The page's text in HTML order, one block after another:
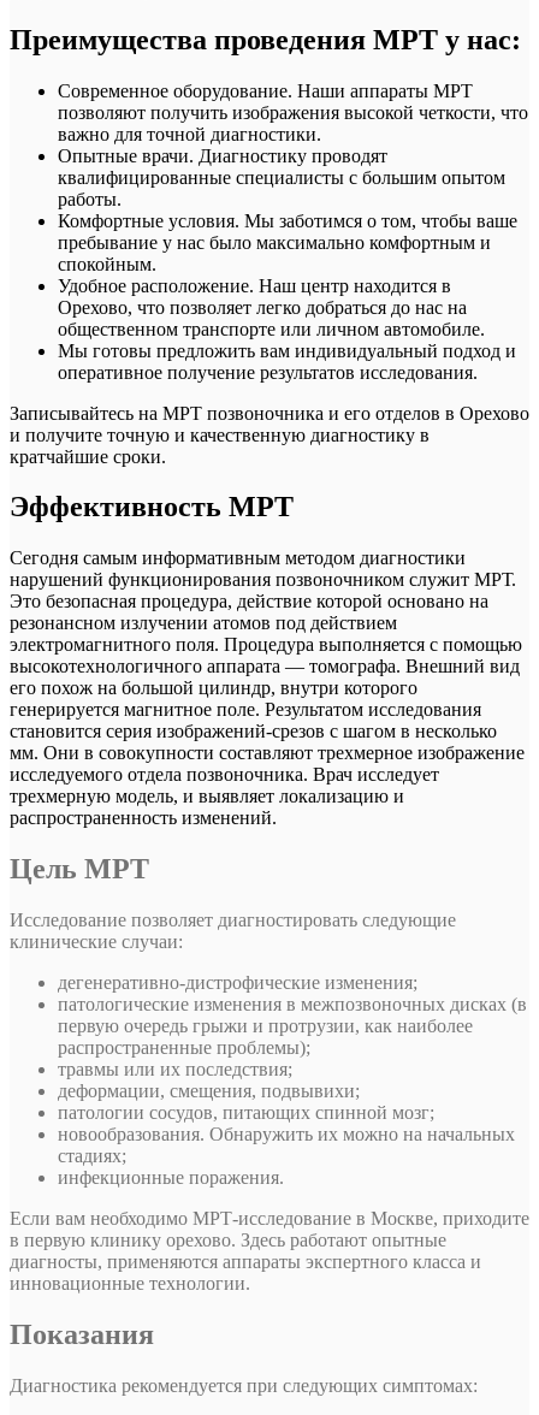
Преимущества проведения МРТ у нас:
Современное оборудование. Наши аппараты МРТ
позволяют получить изображения высокой четкости, что
важно для точной диагностики.
Опытные врачи. Диагностику проводят
квалифицированные специалисты с большим опытом
работы.
Комфортные условия. Мы заботимся о том, чтобы ваше
пребывание у нас было максимально комфортным и
спокойным.
Удобное расположение. Наш центр находится в
Орехово, что позволяет легко добраться до нас на
общественном транспорте или личном автомобиле.
Мы готовы предложить вам индивидуальный подход и
оперативное получение результатов исследования.
Записывайтесь на МРТ позвоночника и его отделов в Орехово
и получите точную и качественную диагностику в
кратчайшие сроки.
Эффективность МРТ
Сегодня самым информативным методом диагностики
нарушений функционирования позвоночником служит МРТ.
Это безопасная процедура, действие которой основано на
резонансном излучении атомов под действием
электромагнитного поля. Процедура выполняется с помощью
высокотехнологичного аппарата — томографа. Внешний вид
его похож на большой цилиндр, внутри которого
генерируется магнитное поле. Результатом исследования
становится серия изображений-срезов с шагом в несколько
мм. Они в совокупности составляют трехмерное изображение
исследуемого отдела позвоночника. Врач исследует
трехмерную модель, и выявляет локализацию и
распространенность изменений.
Цель МРТ
Исследование позволяет диагностировать следующие
клинические случаи:
дегенеративно-дистрофические изменения;
патологические изменения в межпозвоночных дисках (в
первую очередь грыжи и протрузии, как наиболее
распространенные проблемы);
травмы или их последствия;
деформации, смещения, подвывихи;
патологии сосудов, питающих спинной мозг;
новообразования. Обнаружить их можно на начальных
стадиях;
инфекционные поражения.
Если вам необходимо МРТ-исследование в Москве, приходите
в первую клинику орехово. Здесь работают опытные
диагносты, применяются аппараты экспертного класса и
инновационные технологии.
Показания
Диагностика рекомендуется при следующих симптомах: